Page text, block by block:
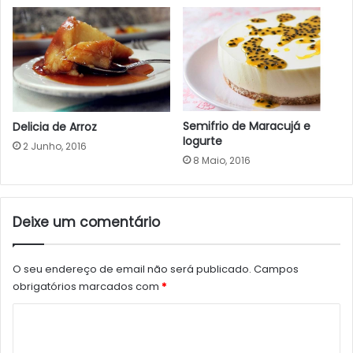
Delicia de Arroz
2 Junho, 2016
Semifrio de Maracujá e
Iogurte
8 Maio, 2016
Deixe um comentário
O seu endereço de email não será publicado. Campos
obrigatórios marcados com *